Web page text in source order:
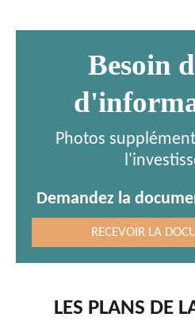
Besoin
Photos
Demandez la
RECEVOIR LA
LES PLANS DE